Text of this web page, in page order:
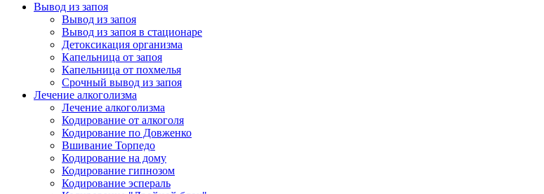
Вывод из запоя
Вывод из запоя
Вывод из запоя в стационаре
Детоксикация организма
Капельница от запоя
Капельница от похмелья
Срочный вывод из запоя
Лечение алкоголизма
Лечение алкоголизма
Кодирование от алкоголя
Кодирование по Довженко
Вшивание Торпедо
Кодирование на дому
Кодирование гипнозом
Кодирование эспераль